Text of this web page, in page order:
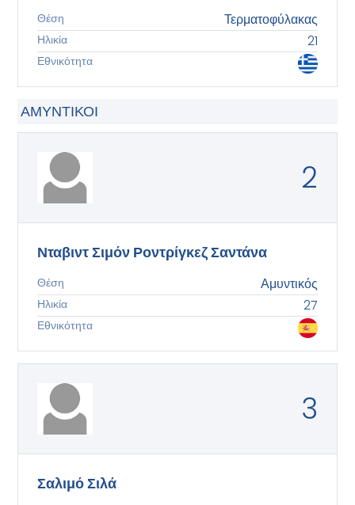
Θέση Τερματοφύλακας
Ηλικία 21
Εθνικότητα
ΑΜΥΝΤΙΚΟΊ
2
Νταβιντ Σιμόν Ροντρίγκεζ Σαντάνα
Θέση Αμυντικός
Ηλικία 27
Εθνικότητα
3
Σαλιμό Σιλά